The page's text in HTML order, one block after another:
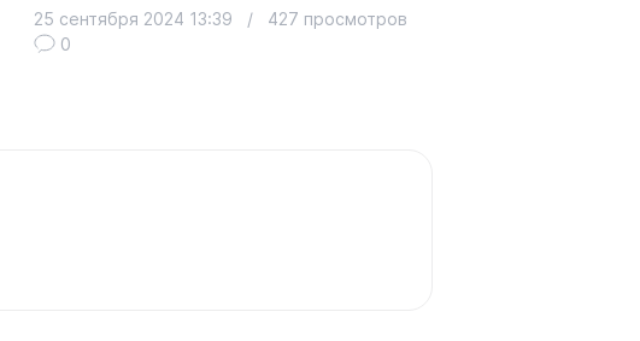
25 сентября 2024 13:39 /
427 просмотров
0